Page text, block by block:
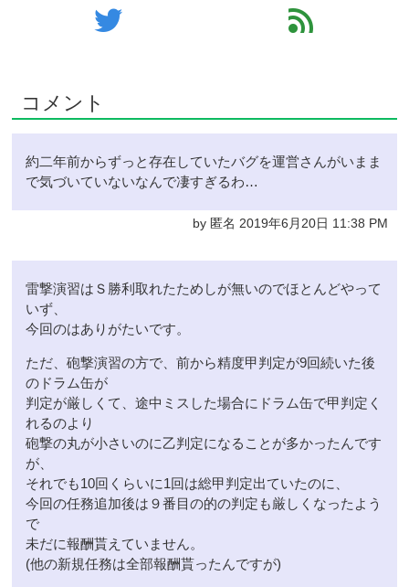
twitter feed
コメント
約二年前からずっと存在していたバグを運営さんがいまま
で気づいていないなんで凄すぎるわ…
by 匿名 2019年6月20日 11:38 PM
雷撃演習はＳ勝利取れたためしが無いのでほとんどやって
いず、
今回のはありがたいです。
ただ、砲撃演習の方で、前から精度甲判定が9回続いた後
のドラム缶が
判定が厳しくて、途中ミスした場合にドラム缶で甲判定く
れるのより
砲撃の丸が小さいのに乙判定になることが多かったんです
が、
それでも10回くらいに1回は総甲判定出ていたのに、
今回の任務追加後は９番目の的の判定も厳しくなったよう
で
未だに報酬貰えていません。
(他の新規任務は全部報酬貰ったんですが)